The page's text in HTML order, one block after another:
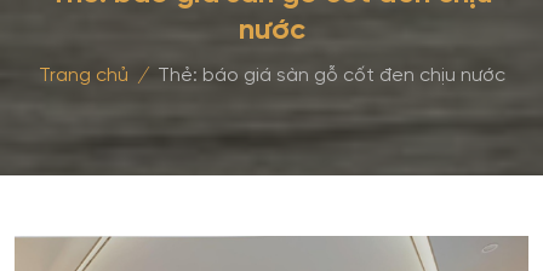
nước
Trang chủ / Thẻ: báo giá sàn gỗ cốt đen chịu nước